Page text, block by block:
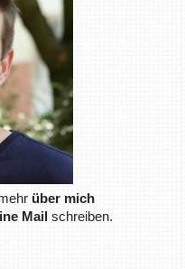
über mich
Mailschreiben.